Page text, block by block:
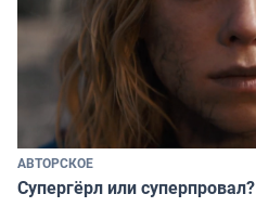
АВТОРСКОЕ
Супергёрл или суперпровал?